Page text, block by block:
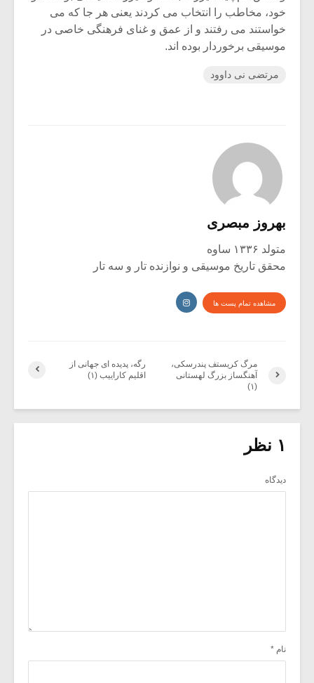
خود، مخاطب را انتخاب می کردند یعنی هر جا که می
خواستند می رفتند و از عمق و غنای فرهنگی خاصی در
موسیقی برخوردار بوده اند.
مرتضی نی داوود
بهروز مبصری
متولد ۱۳۳۶ ساوه
محقق تاریخ موسیقی و نوازنده تار و سه تار
مشاهده تمام پست ها
رگه، پدیده ای جهانی از
اقلیم کاراییب (۱)
مرگ کریستف پندرسکی،
آهنگساز بزرگ لهستانی
(۱)
۱ نظر
دیدگاه
نام *